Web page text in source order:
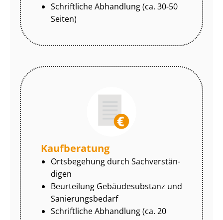
Schriftliche Abhandlung (ca. 30-50
Seiten)
Kaufberatung
Ortsbegehung durch Sach­ver­stän­
di­gen
Beurteilung Gebäudesubstanz und
Sa­nie­rungs­be­darf
Schriftliche Abhandlung (ca. 20